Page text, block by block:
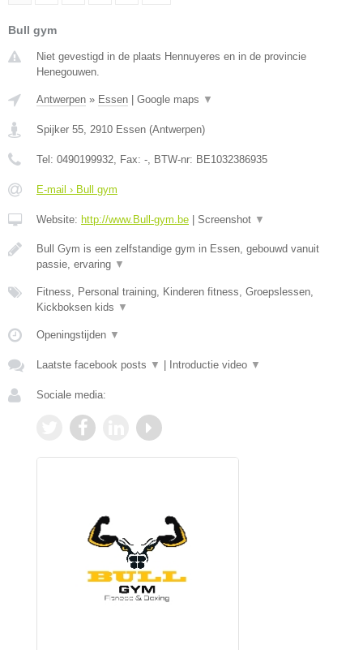
Bull gym
Niet gevestigd in de plaats Hennuyeres en in de provincie
Henegouwen.
Antwerpen » Essen Google maps ▼
Spijker 55, 2910 Essen (Antwerpen)
Tel: 0490199932, Fax: -, BTW-nr: BE1032386935
E-mail › Bull gym
Website: http://www.Bull-gym.be Screenshot ▼
Bull Gym is een zelfstandige gym in Essen, gebouwd vanuit
passie, ervaring ▼
Fitness, Personal training, Kinderen fitness, Groepslessen,
Kickboksen kids ▼
Openingstijden ▼
Laatste facebook posts ▼ Introductie video ▼
Sociale media: